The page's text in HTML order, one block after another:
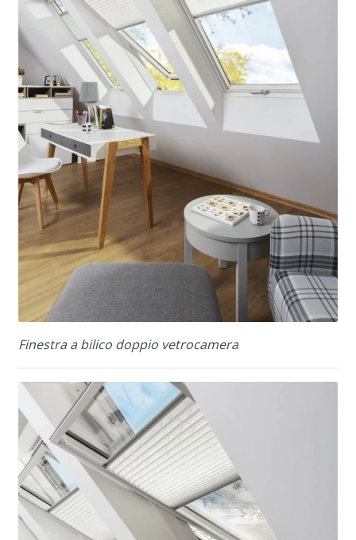
Finestra a bilico doppio vetrocamera